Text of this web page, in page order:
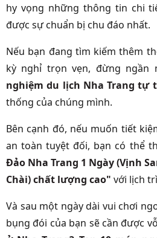
hy vọng những thông tin chi
được sự chuẩn bị chu đáo nhất.
Nếu bạn đang tìm kiếm thêm
kỳ nghỉ trọn vẹn, đừng ngần
nghiệm du lịch Nha Trang tự
thống của chúng mình.
Bên cạnh đó, nếu muốn tiết
an toàn tuyệt đối, bạn có thể
Đảo Nha Trang 1 Ngày (Vịnh
Chài) chất lượng cao" với lịch
Và sau một ngày dài vui chơi
bụng đói của bạn sẽ cần được